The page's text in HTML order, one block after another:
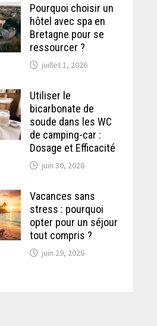
Pourquoi choisir un
hôtel avec spa en
Bretagne pour se
ressourcer ?
juillet 1, 2026
Utiliser le
bicarbonate de
soude dans les WC
de camping-car :
Dosage et Efficacité
juin 30, 2026
Vacances sans
stress : pourquoi
opter pour un séjour
tout compris ?
juin 29, 2026